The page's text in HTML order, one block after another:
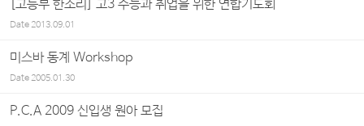
[고등부 한소리] 고3 수능과 취업을 위한 연합기도회
Date2013.09.01
미스바 동계 Workshop
Date2005.01.30
P.C.A 2009 신입생 원아 모집